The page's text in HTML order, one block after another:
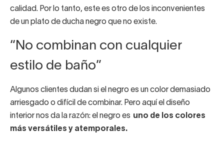
calidad. Por lo tanto, este es otro de los inconvenientes
de un plato de ducha negro que no existe.
“No combinan con cualquier
estilo de baño”
Algunos clientes dudan si el negro es un color demasiado
arriesgado o difícil de combinar. Pero aquí el diseño
interior nos da la razón: el negro es uno de los colores
más versátiles y atemporales.